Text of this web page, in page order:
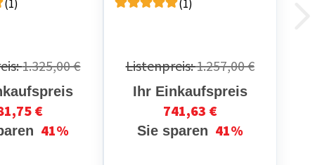
(1)
1.325,00 €
€
41%
(1)
Listenpreis:1.257,00 €
Ihr Einkaufspreis
741,63 €
Sie sparen 41%